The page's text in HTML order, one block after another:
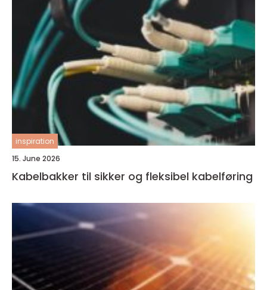
inspiration
15. June 2026
Kabelbakker til sikker og fleksibel kabelføring